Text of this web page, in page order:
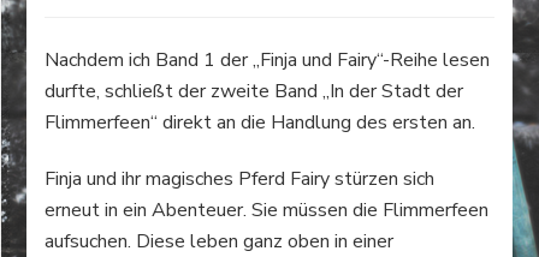
Nachdem ich Band 1 der „Finja und Fairy“-Reihe lesen
durfte, schließt der zweite Band „In der Stadt der
Flimmerfeen“ direkt an die Handlung des ersten an.
Finja und ihr magisches Pferd Fairy stürzen sich
erneut in ein Abenteuer. Sie müssen die Flimmerfeen
aufsuchen. Diese leben ganz oben in einer